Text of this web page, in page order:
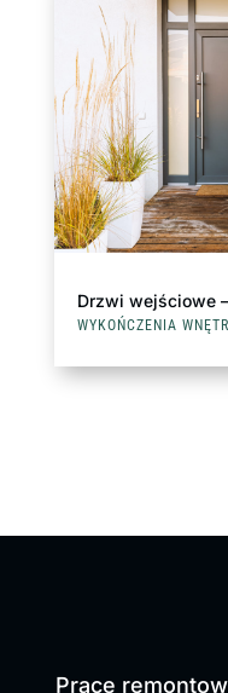
Drzwi wejściowe
WYKOŃCZENIA
Prace